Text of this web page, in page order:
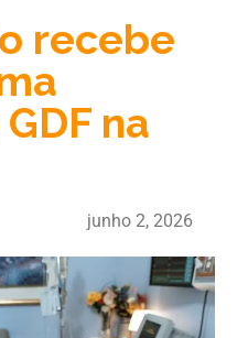
recebe
na
junho 2, 2026